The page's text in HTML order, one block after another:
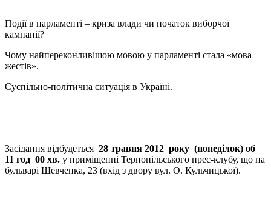
Події в парламенті – криза влади чи початок виборчої
кампанії?
Чому найпереконливішою мовою у парламенті стала «мова
жестів».
Суспільно-політична ситуація в Україні.
Засідання відбудеться 28 травня 2012 року (понеділок) об
11 год 00 хв. у приміщенні Тернопільського прес-клубу, що на
бульварі Шевченка, 23 (вхід з двору вул. О. Кульчицької).